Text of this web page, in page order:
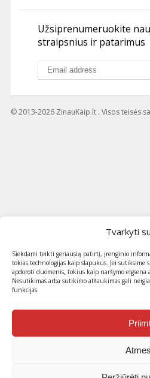
Tvarkyti
Siekdami teikti geriausią patirtį, įrenginio
tokias technologijas kaip slapukus. Jei sutiksime
apdoroti duomenis, tokius kaip naršymo
Nesutikimas arba sutikimo atšaukimas gali
funkcijas.
Užsiprenumeruokite
straipsnius ir patarimus
© 2013-2026 ZinauKaip.lt . Visos teisės